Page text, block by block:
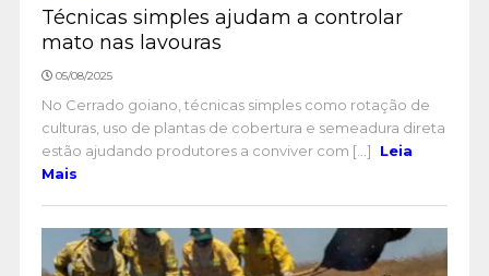
Técnicas simples ajudam a controlar
mato nas lavouras
05/08/2025
No Cerrado goiano, técnicas simples como rotação de
culturas, uso de plantas de cobertura e semeadura direta
estão ajudando produtores a conviver com [...]
Leia
Mais